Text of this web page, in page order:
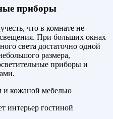
приборы
что в комнате не
При больших окнах
света достаточно одной
размера,
приборы и
интерьер гостиной